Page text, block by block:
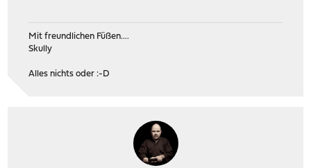
Mit freundlichen Füßen....
Skully
Alles nichts oder :-D